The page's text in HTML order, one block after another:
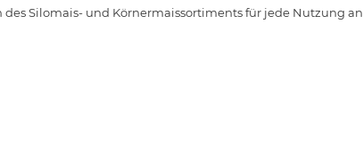
Silomais- und Körnermaissortiments für jede Nutzung an.